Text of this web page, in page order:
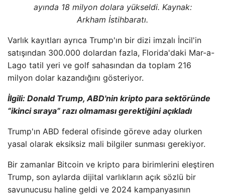
ayında 18 milyon dolara yükseldi. Kaynak:
Arkham İstihbaratı.
Varlık kayıtları ayrıca Trump'ın bir dizi imzalı İncil'in
satışından 300.000 dolardan fazla, Florida'daki Mar-a-
Lago tatil yeri ve golf sahasından da toplam 216
milyon dolar kazandığını gösteriyor.
İlgili: Donald Trump, ABD'nin kripto para sektöründe
“ikinci sıraya” razı olmaması gerektiğini açıkladı
Trump'ın ABD federal ofisinde göreve aday olurken
yasal olarak eksiksiz mali bilgiler sunması gerekiyor.
Bir zamanlar Bitcoin ve kripto para birimlerini eleştiren
Trump, son aylarda dijital varlıkların açık sözlü bir
savunucusu haline geldi ve 2024 kampanyasının